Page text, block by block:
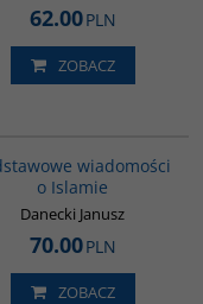
62.00PLN
ZOBACZ
wiadomości
o Islamie
Danecki Janusz
70.00PLN
ZOBACZ